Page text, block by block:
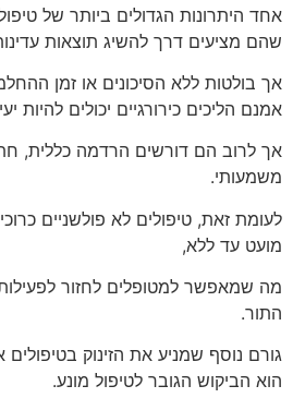
אחד היתרונות הגדולים ביותר של
שהם מציעים דרך להשיג תוצאות
אך בולטות ללא הסיכונים או זמן
אמנם הליכים כירורגיים יכולים להיות
אך לרוב הם דורשים הרדמה כללית,
משמעותי.
לעומת זאת, טיפולים לא פולשניים
מועט עד ללא,
מה שמאפשר למטופלים לחזור
התור.
גורם נוסף שמניע את הזינוק
הוא הביקוש הגובר לטיפול מונע.